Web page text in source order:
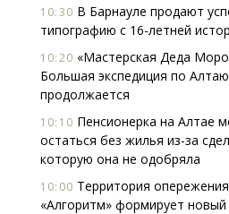
10:30 В Барнауле продают
типографию с 16-летней
10:20 «Мастерская Деда
Большая экспедиция по Алтаю
продолжается
10:10 Пенсионерка на Алтае
остаться без жилья из-за
которую она не одобряла
10:00 Территория
«Алгоритм» формирует новый